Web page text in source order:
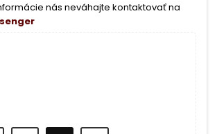
nás neváhajte kontaktovať na